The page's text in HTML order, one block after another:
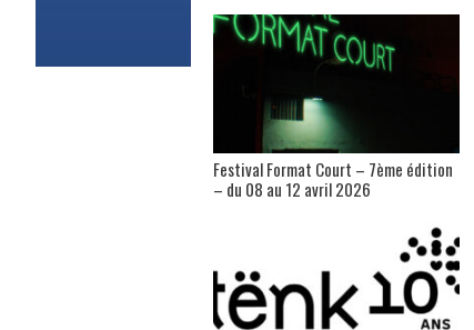
Festival Format Court – 7ème édition
– du 08 au 12 avril 2026